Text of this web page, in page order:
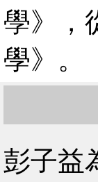
學》，
學》
彭子益